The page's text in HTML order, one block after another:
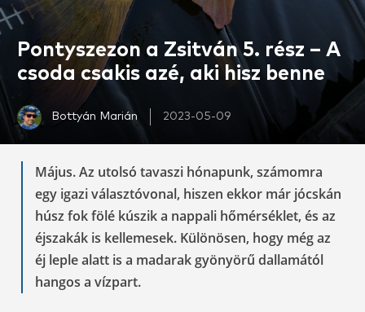
Pontyszezon a Zsitván 5. rész – A
csoda csakis azé, aki hisz benne
Bottyán Marián 2023-05-09
Május. Az utolsó tavaszi hónapunk, számomra
egy igazi választóvonal, hiszen ekkor már jócskán
húsz fok fölé kúszik a nappali hőmérséklet, és az
éjszakák is kellemesek. Különösen, hogy még az
éj leple alatt is a madarak gyönyörű dallamától
hangos a vízpart.